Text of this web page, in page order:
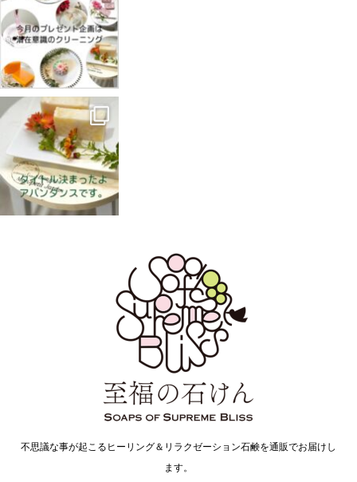
不思議な事が起こるヒーリング＆リラクゼーション石鹸を通販でお届けし
ます。